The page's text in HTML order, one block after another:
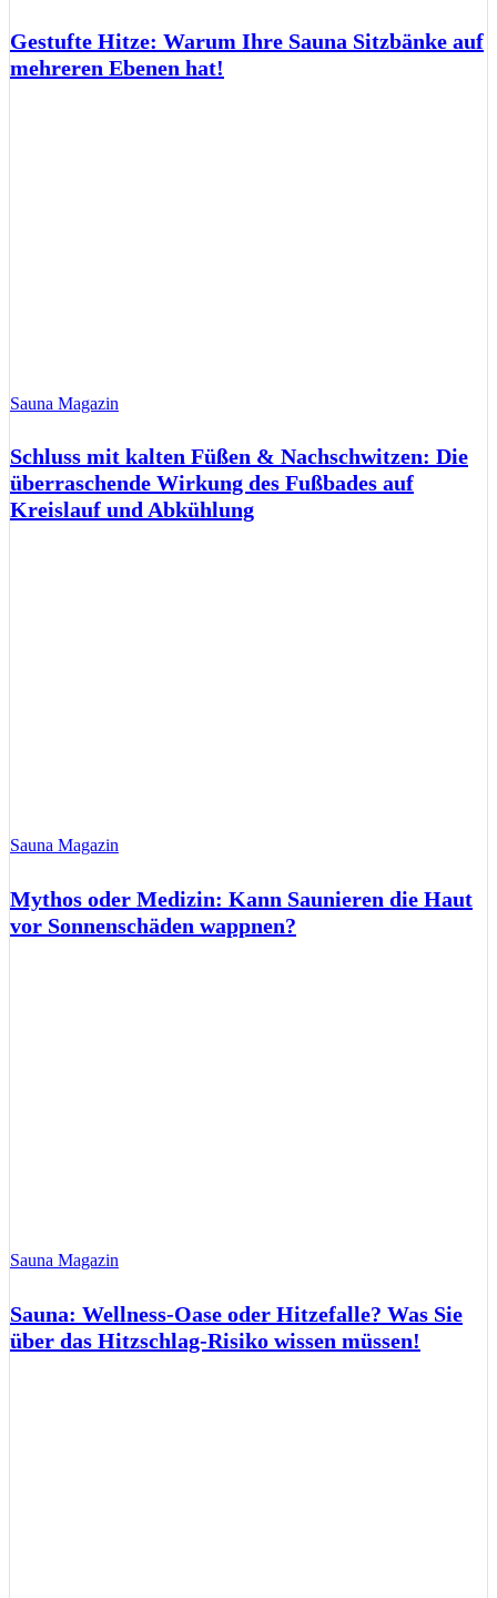
Gestufte Hitze: Warum Ihre Sauna Sitzbänke auf
mehreren Ebenen hat!
Sauna Magazin
Schluss mit kalten Füßen & Nachschwitzen: Die
überraschende Wirkung des Fußbades auf
Kreislauf und Abkühlung
Sauna Magazin
Mythos oder Medizin: Kann Saunieren die Haut
vor Sonnenschäden wappnen?
Sauna Magazin
Sauna: Wellness-Oase oder Hitzefalle? Was Sie
über das Hitzschlag-Risiko wissen müssen!